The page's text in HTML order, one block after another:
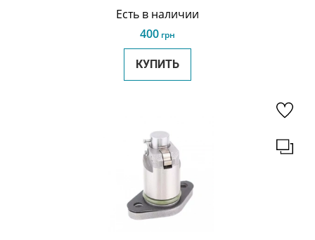
Есть в наличии
400 грн
КУПИТЬ